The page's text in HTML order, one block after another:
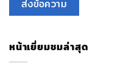
หน้าเยี่ยมชมล่าสุด